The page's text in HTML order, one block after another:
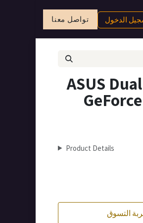
الدخول تواصل معنا
ASUS
Product Details
التسوق